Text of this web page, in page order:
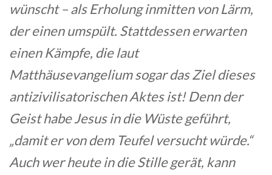
wünscht – als Erholung inmitten von Lärm,
der einen umspült. Stattdessen erwarten
einen Kämpfe, die laut
Matthäusevangelium sogar das Ziel dieses
antizivilisatorischen Aktes ist! Denn der
Geist habe Jesus in die Wüste geführt,
„damit er von dem Teufel versucht würde.“
Auch wer heute in die Stille gerät, kann